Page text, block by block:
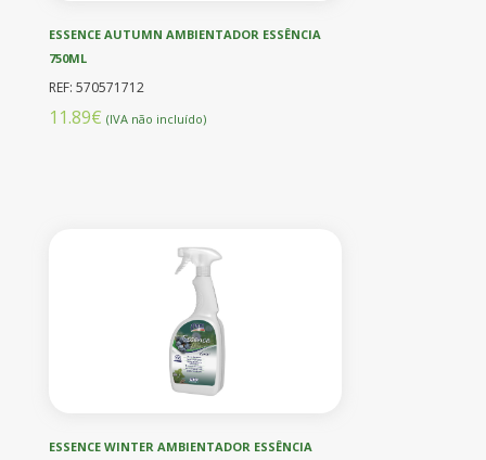
ESSENCE AUTUMN AMBIENTADOR ESSÊNCIA
750ML
REF: 570571712
11.89€ (IVA não incluído)
ESSENCE WINTER AMBIENTADOR ESSÊNCIA